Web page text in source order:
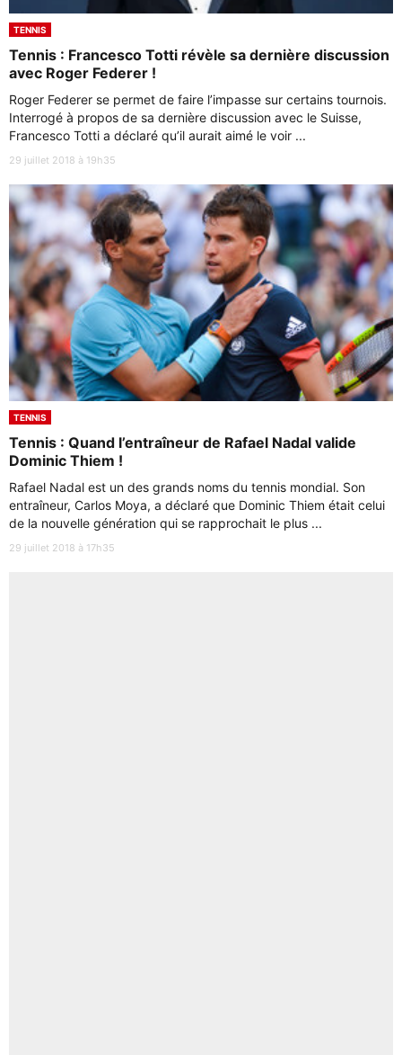
TENNIS
Tennis : Francesco Totti révèle sa dernière discussion
avec Roger Federer !
Roger Federer se permet de faire l’impasse sur certains tournois.
Interrogé à propos de sa dernière discussion avec le Suisse,
Francesco Totti a déclaré qu’il aurait aimé le voir ...
29 juillet 2018 à 19h35
TENNIS
Tennis : Quand l’entraîneur de Rafael Nadal valide
Dominic Thiem !
Rafael Nadal est un des grands noms du tennis mondial. Son
entraîneur, Carlos Moya, a déclaré que Dominic Thiem était celui
de la nouvelle génération qui se rapprochait le plus ...
29 juillet 2018 à 17h35